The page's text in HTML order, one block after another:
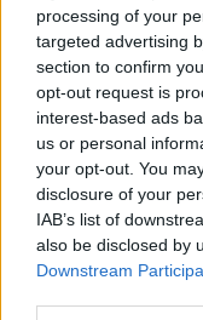
processing of your
targeted advertising
section to confirm
opt-out request is
interest-based ads
us or personal
your opt-out. You
disclosure of your
IAB’s list of
also be disclosed by
Downstream
Podle senátorky a
Seitlové (Koalice
nové společnosti
neoficiálně hovoří o
záměr s odpadem v
uvažovalo o
který bude odpad
Přerov otázku
se uvažovalo o tom,
Olomouckého
kvůli tomu schválili,
rozhodli lidé v